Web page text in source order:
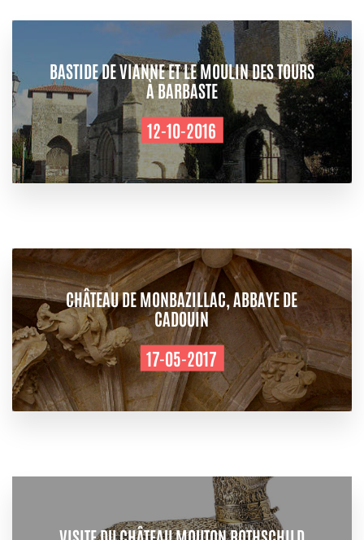
BASTIDE DE VIANNE ET LE MOULIN DES TOURS
À BARBASTE
12-10-2016
CHÂTEAU DE MONBAZILLAC, ABBAYE DE
CADOUIN
17-05-2017